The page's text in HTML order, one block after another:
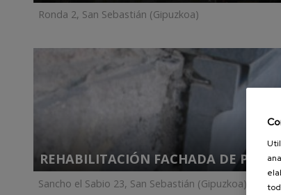
Ronda 2, San Sebastián (Gipuzkoa)
REHABILITACIÓN FACHADA DE
Sancho el Sabio 23, San Sebastián (Gipuzkoa)